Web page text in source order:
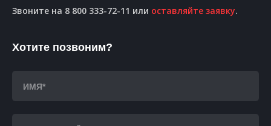
Звоните на 8 800 333-72-11 или оставляйте заявку.
Хотите позвоним?